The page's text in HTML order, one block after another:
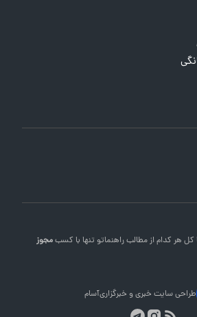
راهنماتو تنها با کسبمجوز
طراحی سایت خبری و خبرگزاریآسام